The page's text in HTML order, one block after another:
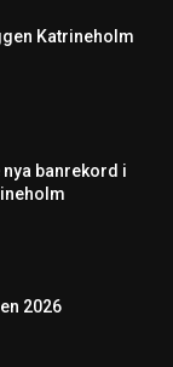
Katrineholm
banrekord i
2026